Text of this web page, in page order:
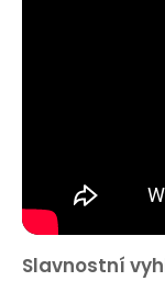
Slavnostní